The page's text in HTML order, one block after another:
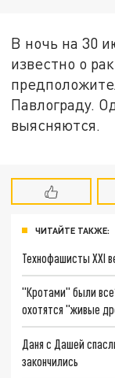
В ночь на 30
известно о
Павлограду.
выясняются.
ЧИТАЙТЕ ТАКЖЕ:
Технофашисты XXI
"Кротами" были
охотятся "живые
Даня с Дашей
закончились